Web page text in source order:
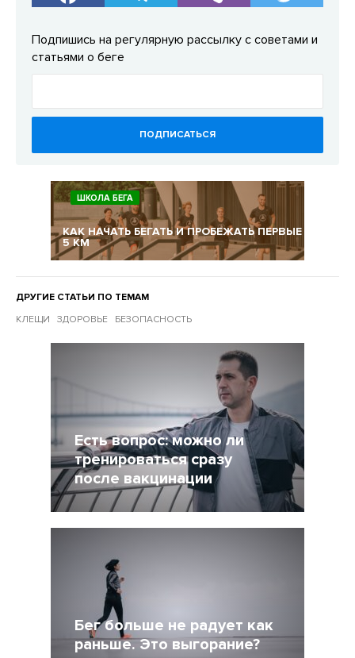
Подпишись на регулярную рассылку с советами и
статьями о беге
ПОДПИСАТЬСЯ
ШКОЛА БЕГА
КАК НАЧАТЬ БЕГАТЬ И ПРОБЕЖАТЬ ПЕРВЫЕ
5 КМ
ДРУГИЕ СТАТЬИ ПО ТЕМАМ
КЛЕЩИ
ЗДОРОВЬЕ БЕЗОПАСНОСТЬ
Другие статьи по темам
Есть вопрос: можно ли
тренироваться сразу
после вакцинации
Бег больше не радует как
раньше. Это выгорание?